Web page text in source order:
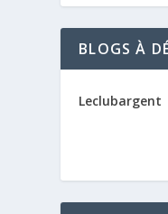
BLOGS À
Leclubargent